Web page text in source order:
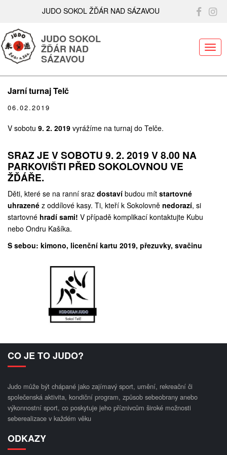
JUDO SOKOL ŽĎÁR NAD SÁZAVOU
JUDO SOKOL
ŽĎÁR NAD
SÁZAVOU
Jarní turnaj Telč
06.02.2019
V sobotu 9. 2. 2019 vyrážíme na turnaj do Telče.
SRAZ JE V SOBOTU 9. 2. 2019 V 8.00 NA
PARKOVIŠTI PŘED SOKOLOVNOU VE
ŽĎÁŘE.
Děti, které se na ranní sraz dostaví budou mít startovné
uhrazené z oddílové kasy. Ti, kteří k Sokolovně nedorazí, si
startovné hradí sami! V případě komplikací kontaktujte Kubu
nebo Ondru Kašíka.
S sebou: kimono, licenční kartu 2019, přezuvky, svačinu
CO JE TO JUDO?
Judo může být chápané jako zajímavý sport, umění, rekreační či
společenská aktivita, kondiční program, způsob sebeobrany anebo
výkonnostní sport, co poskytuje jeho příznivcům široké možnosti
seberealizace v každém věku
ODKAZY